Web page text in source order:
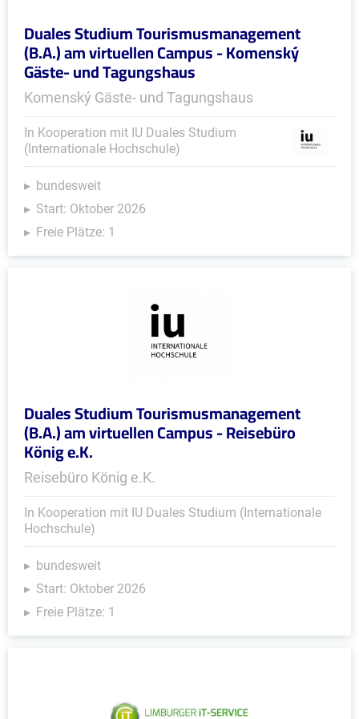
Duales Studium Tourismusmanagement
(B.A.) am virtuellen Campus - Komenský
Gäste- und Tagungshaus
Komenský Gäste- und Tagungshaus
In Kooperation mit IU Duales Studium
(Internationale Hochschule)
bundesweit
Start: Oktober 2026
Freie Plätze: 1
Duales Studium Tourismusmanagement
(B.A.) am virtuellen Campus - Reisebüro
König e.K.
Reisebüro König e.K.
In Kooperation mit IU Duales Studium (Internationale
Hochschule)
bundesweit
Start: Oktober 2026
Freie Plätze: 1